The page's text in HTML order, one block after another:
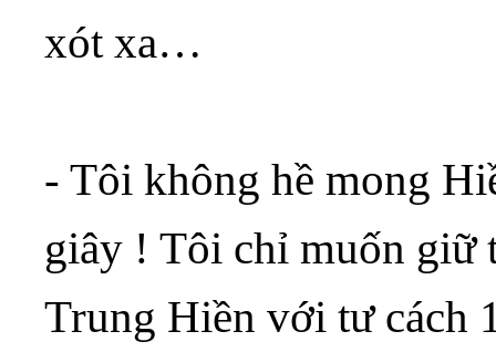
xót xa…
- Tôi không hề mong
giây ! Tôi chỉ muốn giữ
Trung Hiền với tư cách